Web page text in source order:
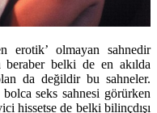
erotik’ olmayan sahnedir
belki de en akılda
da değildir bu sahneler.
seks sahnesi görürken
hissetse de belki bilinçdışı